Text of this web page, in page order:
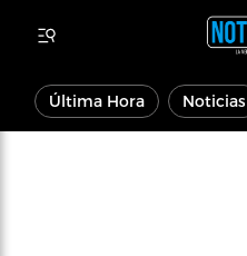
Última Hora Noticias